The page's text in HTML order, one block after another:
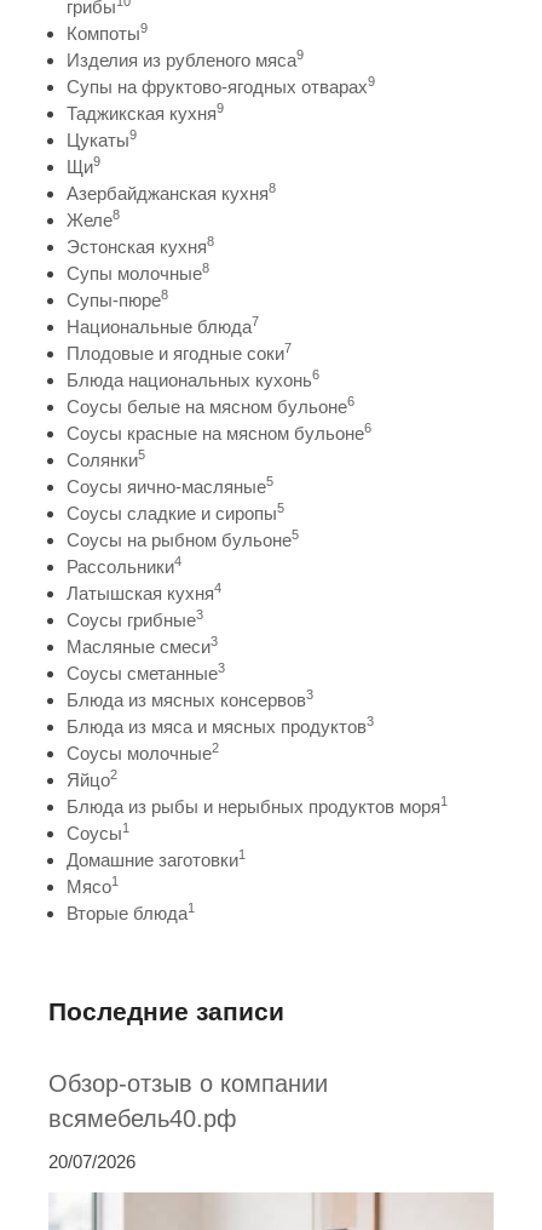
грибы
Компоты9
Изделия из рубленого мяса9
Супы на фруктово-ягодных отварах9
Таджикская кухня9
Цукаты9
Щи9
Азербайджанская кухня8
Желе8
Эстонская кухня8
Супы молочные8
Супы-пюре8
Национальные блюда7
Плодовые и ягодные соки7
Блюда национальных кухонь6
Соусы белые на мясном бульоне6
Соусы красные на мясном бульоне6
Солянки5
Соусы яично-масляные5
Соусы сладкие и сиропы5
Соусы на рыбном бульоне5
Рассольники4
Латышская кухня4
Соусы грибные3
Масляные смеси3
Соусы сметанные3
Блюда из мясных консервов3
Блюда из мяса и мясных продуктов3
Соусы молочные2
Яйцо2
Блюда из рыбы и нерыбных продуктов моря1
Соусы1
Домашние заготовки1
Мясо1
Вторые блюда1
Последние записи
Обзор-отзыв о компании
всямебель40.рф
20/07/2026